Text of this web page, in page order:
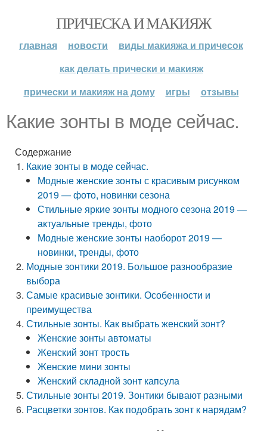
ПРИЧЕСКА И МАКИЯЖ
главная новости
виды макияжа и причесок
как делать прически и макияж
прически и макияж на дому
игры отзывы
Какие зонты в моде сейчас.
Содержание
Какие зонты в моде сейчас.
Модные женские зонты с красивым рисунком
2019 — фото, новинки сезона
Стильные яркие зонты модного сезона 2019 —
актуальные тренды, фото
Модные женские зонты наоборот 2019 —
новинки, тренды, фото
Модные зонтики 2019. Большое разнообразие
выбора
Самые красивые зонтики. Особенности и
преимущества
Стильные зонты. Как выбрать женский зонт?
Женские зонты автоматы
Женский зонт трость
Женские мини зонты
Женский складной зонт капсула
Стильные зонты 2019. Зонтики бывают разными
Расцветки зонтов. Как подобрать зонт к нарядам?